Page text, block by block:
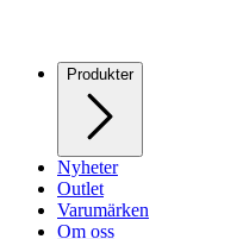
Produkter
Nyheter
Outlet
Varumärken
Om oss